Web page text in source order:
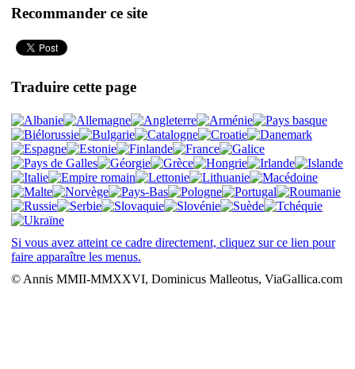
Recommander ce site
Traduire cette page
Si vous avez atteint ce cadre directement, cliquez sur ce lien pour
faire apparaître les menus.
© Annis MMII-MMXXVI, Dominicus Malleotus, ViaGallica.com